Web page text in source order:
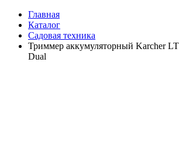
Главная
Каталог
Садовая техника
Триммер аккумуляторный Karcher
Dual